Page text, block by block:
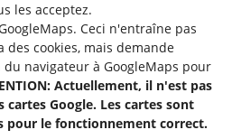
les acceptez.
Ceci n'entraîne pas
des cookies, mais demande
navigateur à GoogleMaps pour
Actuellement, il n'est pas
cartes Google. Les cartes sont
pour le fonctionnement correct.